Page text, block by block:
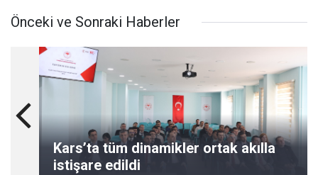
Önceki ve Sonraki Haberler
Kars’ta tüm dinamikler ortak akılla
istişare edildi